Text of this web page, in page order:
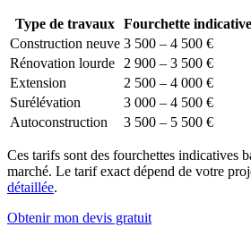
Type de travaux Fourchette indicative
Construction neuve 3 500 – 4 500 €
Rénovation lourde
2 900 – 3 500 €
Extension
2 500 – 4 000 €
Surélévation
3 000 – 4 500 €
Autoconstruction
3 500 – 5 500 €
Ces tarifs sont des fourchettes indicatives
marché. Le tarif exact dépend de votre
détaillée.
Obtenir mon devis gratuit